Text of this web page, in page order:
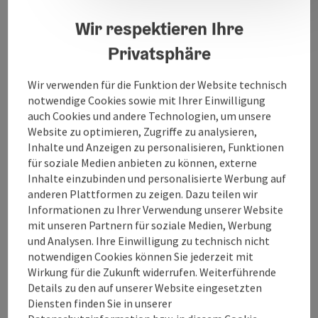
diesem Haus gehörte das Sudhaus zum
Zusammenfluss von Oberach und Breitsach. Es ist als
Stammhaus der heutigen „Brauerei Ried“ anzusehen.
Kontakt
Öffnungszeiten
Anreise/Lage
Eignung
Wir respektieren Ihre
Privatsphäre
Wir verwenden für die Funktion der Website technisch
notwendige Cookies sowie mit Ihrer Einwilligung
auch Cookies und andere Technologien, um unsere
Website zu optimieren, Zugriffe zu analysieren,
Inhalte und Anzeigen zu personalisieren, Funktionen
für soziale Medien anbieten zu können, externe
Inhalte einzubinden und personalisierte Werbung auf
anderen Plattformen zu zeigen. Dazu teilen wir
Informationen zu Ihrer Verwendung unserer Website
mit unseren Partnern für soziale Medien, Werbung
und Analysen. Ihre Einwilligung zu technisch nicht
notwendigen Cookies können Sie jederzeit mit
Wirkung für die Zukunft widerrufen. Weiterführende
Details zu den auf unserer Website eingesetzten
Diensten finden Sie in unserer